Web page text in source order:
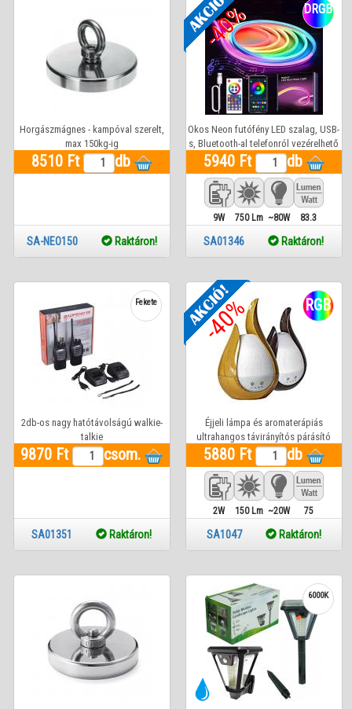
Horgászmágnes - kampóval szerelt,
max 150kg-ig
8510 Ft db
SA-NEO150 Raktáron!
-40% DRGB
Okos Neon futófény LED szalag, USB-
s, Bluetooth-al telefonról vezérelhető
5 méter
5940 Ft db
9W 750 Lm ~80W 83.3
SA01346 Raktáron!
Fekete
2db-os nagy hatótávolságú walkie-
talkie
9870 Ft csom.
SA01351 Raktáron!
-40% RGB
Éjjeli lámpa és aromaterápiás
ultrahangos távirányítós párásító
beépített LED világítással, Famintás
burkolat két féle színárnyalatban,
5880 Ft db
2W 150 Lm ~20W 75
SA1047 Raktáron!
6000K